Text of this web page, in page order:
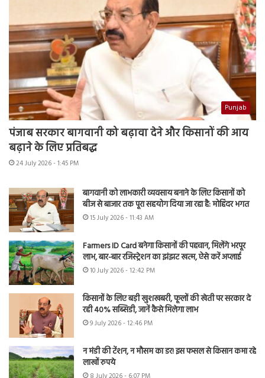
Punjab
पंजाब सरकार बागवानी को बढ़ावा देने और किसानों की आय
बढ़ाने के लिए प्रतिबद्ध
24 July 2026 - 1:45 PM
बागवानी को लाभकारी व्यवसाय बनाने के लिए किसानों को
बीज से बाजार तक पूरा सहयोग दिया जा रहा है: मोहिंदर भगत
15 July 2026 - 11:43 AM
Farmers ID Card बनेगा किसानों की पहचान, मिलेंगे भरपूर
लाभ, बार-बार रजिस्ट्रेशन का झंझट खत्म, ऐसे करें अप्लाई
10 July 2026 - 12:42 PM
किसानों के लिए बड़ी खुशखबरी, फूलों की खेती पर सरकार दे
रही 40% सब्सिडी, जानें कैसे मिलेगा लाभ
9 July 2026 - 12:46 PM
न मंडी की टेंशन, न मौसम का डर! इस फसल से किसान कमा रहे
लाखों रुपये